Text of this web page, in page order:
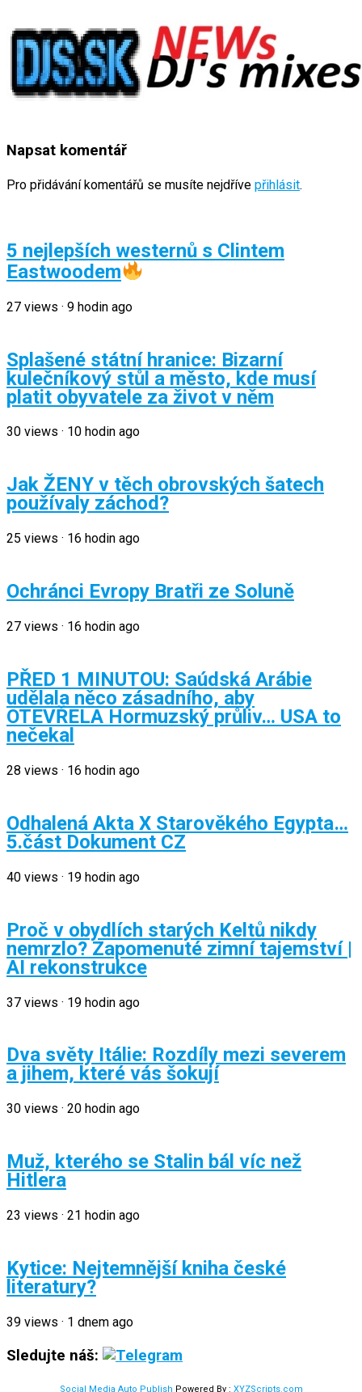
Napsat komentář
Pro přidávání komentářů se musíte nejdříve přihlásit.
5 nejlepších westernů s Clintem
Eastwoodem
27 views · 9 hodin ago
Splašené státní hranice: Bizarní
kulečníkový stůl a město, kde musí
platit obyvatele za život v něm
30 views · 10 hodin ago
Jak ŽENY v těch obrovských šatech
používaly záchod?
25 views · 16 hodin ago
Ochránci Evropy Bratři ze Soluně
27 views · 16 hodin ago
PŘED 1 MINUTOU: Saúdská Arábie
udělala něco zásadního, aby
OTEVŘELA Hormuzský průliv… USA to
nečekal
28 views · 16 hodin ago
Odhalená Akta X Starověkého Egypta…
5.část Dokument CZ
40 views · 19 hodin ago
Proč v obydlích starých Keltů nikdy
nemrzlo? Zapomenuté zimní tajemství |
AI rekonstrukce
37 views · 19 hodin ago
Dva světy Itálie: Rozdíly mezi severem
a jihem, které vás šokují
30 views · 20 hodin ago
Muž, kterého se Stalin bál víc než
Hitlera
23 views · 21 hodin ago
Kytice: Nejtemnější kniha české
literatury?
39 views · 1 dnem ago
Sledujte náš:
Social Media Auto Publish Powered By : XYZScripts.com